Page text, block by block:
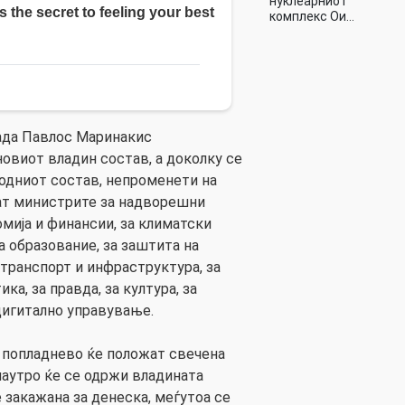
Павлос Маринакис
владин состав, а доколку се
состав, непроменети на
министрите за надворешни
и финансии, за климатски
образование, за заштита на
и инфраструктура, за
за правда, за култура, за
управување.
ќе положат свечена
ќе се одржи владината
за денеска, меѓутоа се
комплекс Ои…